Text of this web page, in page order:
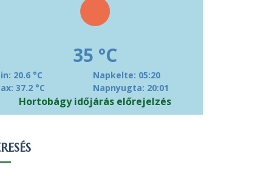
35 °C
20.6 °C
37.2 °C
Napkelte: 05:20
Napnyugta: 20:01
Hortobágy időjárás előrejelzés